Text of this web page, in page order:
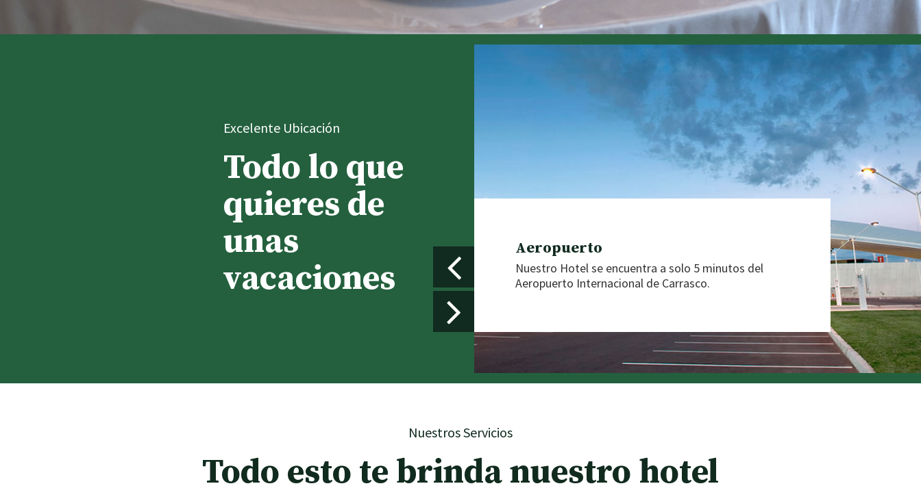
Excelente Ubicación
Todo lo que
quieres de
unas
vacaciones
Aeropuerto
Nuestro Hotel se encuentra a solo 5 minutos del
Aeropuerto Internacional de Carrasco.
Nuestros Servicios
Todo esto te brinda nuestro hotel